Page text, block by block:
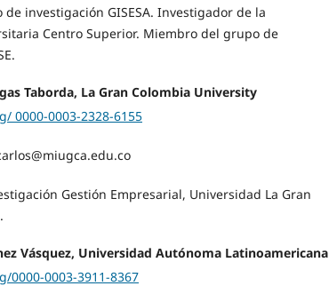
investigación GISESA. Investigador de la
Centro Superior. Miembro del grupo de
Taborda, La Gran Colombia University
0000-0003-2328-6155
Gestión Empresarial, Universidad La Gran
Vásquez, Universidad Autónoma Latinoamericana
0000-0003-3911-8367